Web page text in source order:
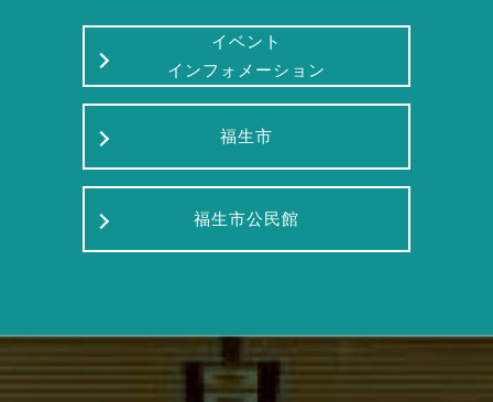
イベント
インフォメーション
福生市
福生市公民館